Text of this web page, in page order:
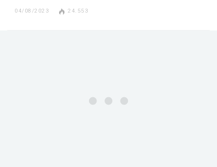
04/08/2023 24.553